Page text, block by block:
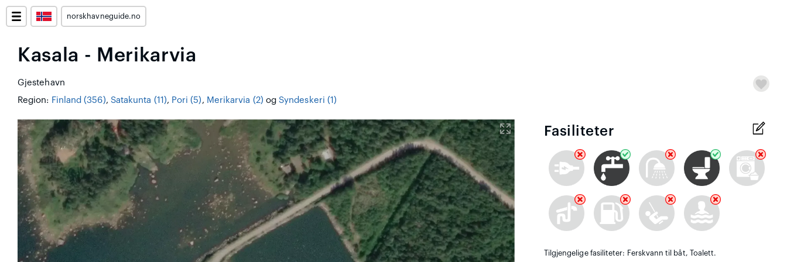
norskhavneguide.no
Kasala - Merikarvia
Gjestehavn
Region: Finland (356), Satakunta (11), Pori (5) , Merikarvia (2) og Syndeskeri (1)
Fasiliteter
Tilgjengelige fasiliteter: Ferskvann til båt, Toalett.